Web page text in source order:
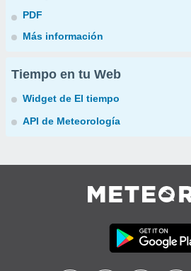
PDF
Más información
Tiempo en tu Web
Widget de El tiempo
API de Meteorología